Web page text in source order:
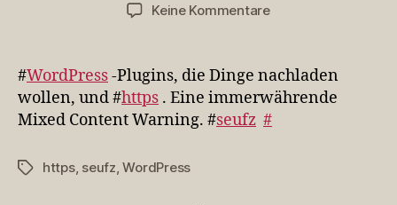
Keine Kommentarezu
die
Dinge
…
#WordPress-Plugins, die Dinge nachladen
wollen, und #https . Eine immerwährende
Mixed Content Warning. #seufz #
Schlagwörter
https, seufz,WordPress